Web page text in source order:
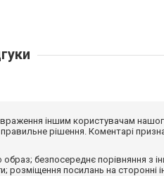
іншим користувачам
рішення. Коментарі
безпосереднє порівняння з
розміщення посилань на сторонні